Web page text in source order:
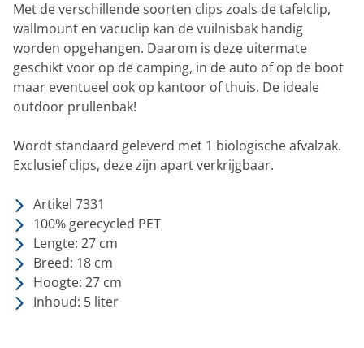
Met de verschillende soorten clips zoals de tafelclip,
wallmount en vacuclip kan de vuilnisbak handig
worden opgehangen. Daarom is deze uitermate
geschikt voor op de camping, in de auto of op de boot
maar eventueel ook op kantoor of thuis. De ideale
outdoor prullenbak!
Wordt standaard geleverd met 1 biologische afvalzak.
Exclusief clips, deze zijn apart verkrijgbaar.
Artikel 7331
100% gerecycled PET
Lengte: 27 cm
Breed: 18 cm
Hoogte: 27 cm
Inhoud: 5 liter